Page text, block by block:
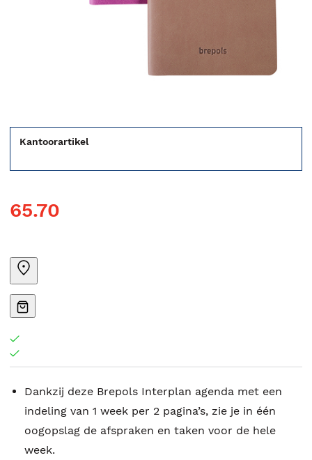
Kantoorartikel
65.70
Dankzij deze Brepols Interplan agenda met een
indeling van 1 week per 2 pagina’s, zie je in één
oogopslag de afspraken en taken voor de hele
week.